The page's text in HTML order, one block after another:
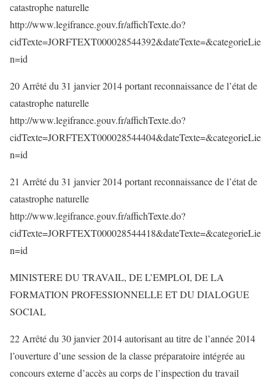
catastrophe naturelle
http://www.legifrance.gouv.fr/affichTexte.do?
cidTexte=JORFTEXT000028544392&dateTexte=&categorieLie
n=id
20 Arrêté du 31 janvier 2014 portant reconnaissance de l’état de
catastrophe naturelle
http://www.legifrance.gouv.fr/affichTexte.do?
cidTexte=JORFTEXT000028544404&dateTexte=&categorieLie
n=id
21 Arrêté du 31 janvier 2014 portant reconnaissance de l’état de
catastrophe naturelle
http://www.legifrance.gouv.fr/affichTexte.do?
cidTexte=JORFTEXT000028544418&dateTexte=&categorieLie
n=id
MINISTERE DU TRAVAIL, DE L’EMPLOI, DE LA
FORMATION PROFESSIONNELLE ET DU DIALOGUE
SOCIAL
22 Arrêté du 30 janvier 2014 autorisant au titre de l’année 2014
l’ouverture d’une session de la classe préparatoire intégrée au
concours externe d’accès au corps de l’inspection du travail